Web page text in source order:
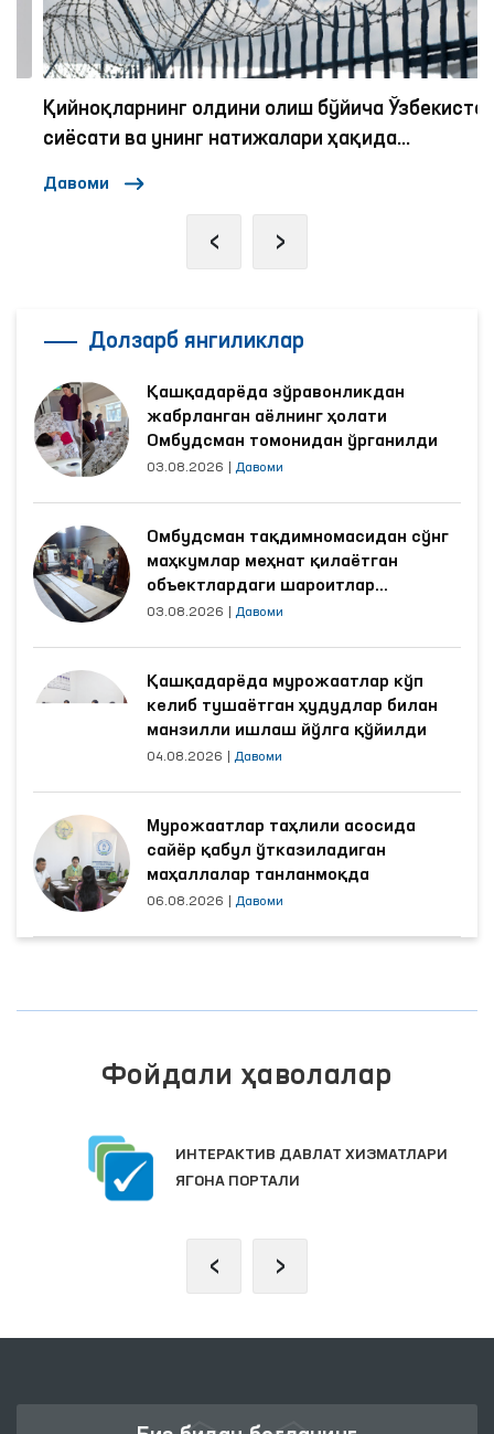
Қийноқларнинг олдини олиш бўйича Ўзбекистон
сиёсати ва унинг натижалари ҳақида
Давоми
‹ ›
Долзарб янгиликлар
Қашқадарёда зўравонликдан
жабрланган аёлнинг ҳолати
Омбудсман томонидан ўрганилди
03.08.2026 Давоми
Омбудсман тақдимномасидан сўнг
маҳкумлар меҳнат қилаётган
объектлардаги шароитлар
яхшиланди
03.08.2026 Давоми
Қашқадарёда мурожаатлар кўп
келиб тушаётган ҳудудлар билан
манзилли ишлаш йўлга қўйилди
04.08.2026 Давоми
Мурожаатлар таҳлили асосида
сайёр қабул ўтказиладиган
маҳаллалар танланмоқда
06.08.2026 Давоми
Фойдали ҳаволалар
ИНТЕРАКТИВ ДАВЛАТ ХИЗМАТЛАРИ
ЯГОНА ПОРТАЛИ
‹ ›